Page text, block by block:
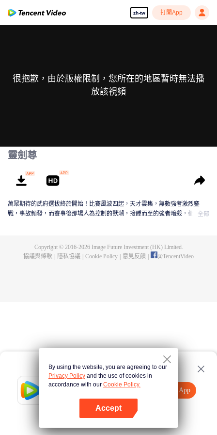
zh-tw 打開App
Tencent Video
打開App
點擊此處
很抱歉，由於版權限制，您所在的地區暫時無法播
放該視頻
靈劍尊
萬眾期待的武府選拔終於開始！比賽風波四起，天才雲集，無數強者激烈鏖
戰，事故頻發，而賽事後那場人為控制的獸潮，接踵而至的強者暗殺，都顯示
全部
Copyright © 2016-2026Image Future Investment (HK) Limited.
協議與條款
隱私協議 Cookie Policy 意見反饋 @TencentVideo
By using the website, you are agreeing to our
Privacy Policy and the use of cookies in
accordance with our Cookie Policy.
Accept